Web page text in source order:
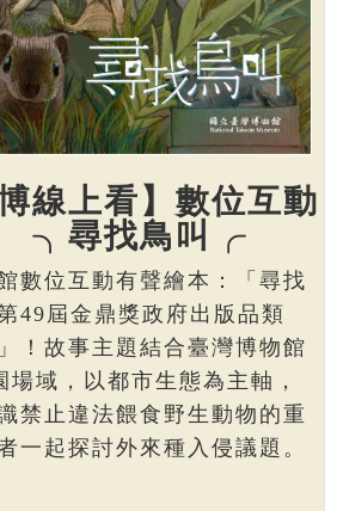
線上看】數位互動
╮尋找鳥叫╭
數位互動有聲繪本：「尋找
49屆金鼎獎政府出版品類
！故事主題結合臺灣博物館
場域，以都市生態為主軸，
禁止違法餵食野生動物的重
一起探討外來種入侵議題。